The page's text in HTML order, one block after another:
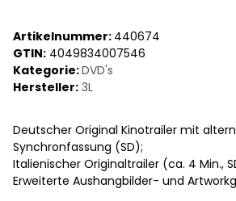
Artikelnummer: 440674
GTIN: 4049834007546
Kategorie:DVD's
Hersteller: 3L
Deutscher Original Kinotrailer mit
Synchronfassung (SD);
Italienischer Originaltrailer (ca. 4 Min.,
Erweiterte Aushangbilder- und